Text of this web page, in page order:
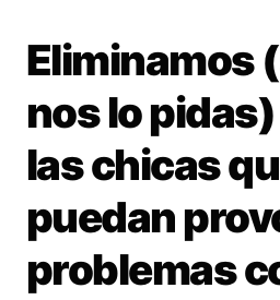
Eliminamos
nos lo
las chicas
puedan
problemas